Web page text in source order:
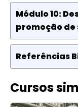
Módulo 10:
promoção
Referências
Cursos